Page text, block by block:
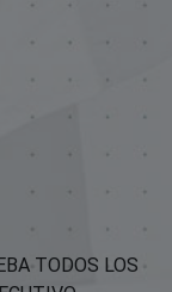
TODOS LOS